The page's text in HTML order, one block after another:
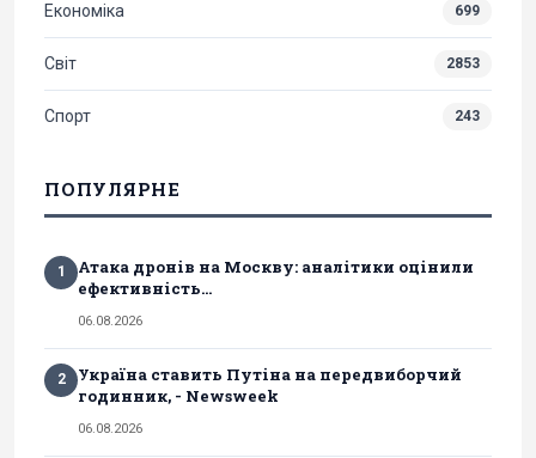
Економіка 699
Світ 2853
Спорт 243
ПОПУЛЯРНЕ
1
Атака дронів на Москву: аналітики оцінили
ефективність...
06.08.2026
2
Україна ставить Путіна на передвиборчий
годинник, - Newsweek
06.08.2026